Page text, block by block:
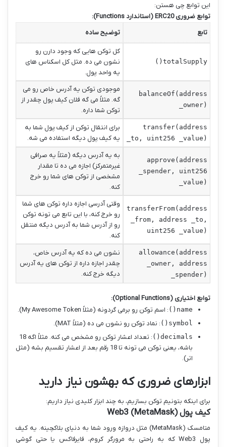
این توابع چی هستن:
توابع ضروری ERC20 (استاندارد Functions):
تابع
توضیح ساده
totalSupply()
کل توکن هایی که وجود دارن رو
نشون می ده. مثل کل اسکناس های
یه واحد پول.
balanceOf(address
_owner)
موجودی توکن یه آدرس خاص رو می
گه. مثلاً می گه فلان کیف پول چقدر از
توکن شما داره.
transfer(address
_to, uint256 _value)
برای انتقال توکن از کیف پول شما به
یه کیف پول دیگه استفاده می شه.
approve(address
_spender, uint256
_value)
به یه آدرس دیگه (مثلاً یه صرافی
غیرمتمرکز) اجازه می ده تا مقدار
مشخصی از توکن های شما رو خرج
کنه.
transferFrom(address
_from, address _to,
uint256 _value)
وقتی آدرسی اجازه داره توکن های شما
رو خرج کنه، با این تابع می تونه توکن
رو از آدرس شما به آدرس دیگه منتقل
کنه.
allowance(address
_owner, address
_spender)
نشون می ده که یه آدرس خاص،
چقدر اجازه داره از توکن های یه آدرس
دیگه خرج کنه.
توابع اختیاری (Optional Functions):
name() : اسم توکن رو برمی گردونه (مثلاً My Awesome Token).
symbol() : نماد توکن رو نشون می ده (مثلاً MAT).
decimals()
: تعداد اعشار توکن رو مشخص می کنه. مثلاً اگه 18
باشه، یعنی توکن می تونه تا 18 رقم بعد از اعشار تقسیم بشه (مثل
اتر).
ابزارهای ضروری که بهشون نیاز دارید
برای اینکه بتونیم توکن بسازیم، به چند ابزار کلیدی نیاز داریم:
کیف پول Web3 (MetaMask)
متامسک (MetaMask) مثل دروازه ورود شما به دنیای بلاکچینه. یه کیف
پول Web3 که به راحتی به مرورگر کروم، فایرفاکس یا حتی گوشی